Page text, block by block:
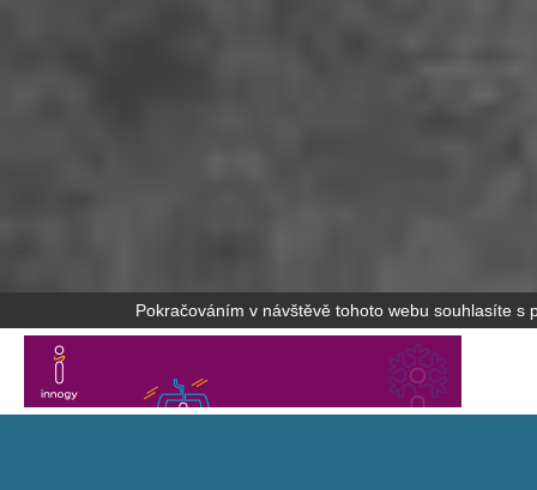
Pokračováním v návštěvě tohoto webu souhlasíte